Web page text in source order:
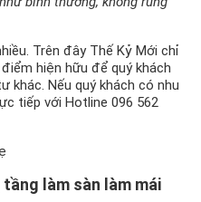
Trên đây Thế Kỷ Mới chỉ
hiện hữu để quý khách
khác. Nếu quý khách có nhu
tiếp với Hotline 096 562
làm sàn làm mái